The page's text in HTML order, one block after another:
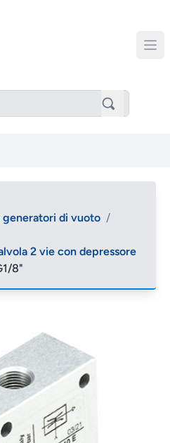
generatori di vuoto /
2 vie con depressore
8"